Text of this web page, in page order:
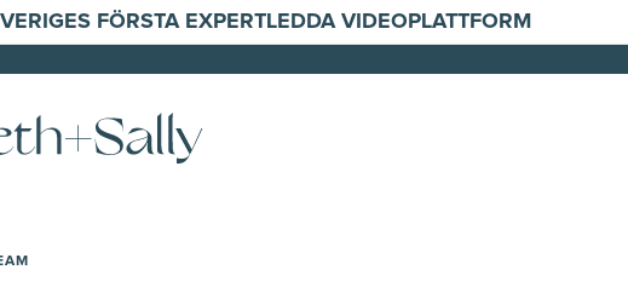
FÖRSTA EXPERTLEDDA VIDEOPLATTFORM